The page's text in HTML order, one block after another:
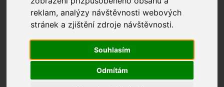
reklam, analýzy návštěvnosti webových
stránek a zjištění zdroje návštěvnosti.
Souhlasím
Odmítám